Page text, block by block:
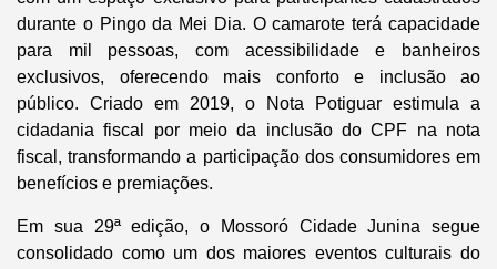
durante o Pingo da Mei Dia. O camarote terá capacidade
para mil pessoas, com acessibilidade e banheiros
exclusivos, oferecendo mais conforto e inclusão ao
público. Criado em 2019, o Nota Potiguar estimula a
cidadania fiscal por meio da inclusão do CPF na nota
fiscal, transformando a participação dos consumidores em
benefícios e premiações.
Em sua 29ª edição, o Mossoró Cidade Junina segue
consolidado como um dos maiores eventos culturais do